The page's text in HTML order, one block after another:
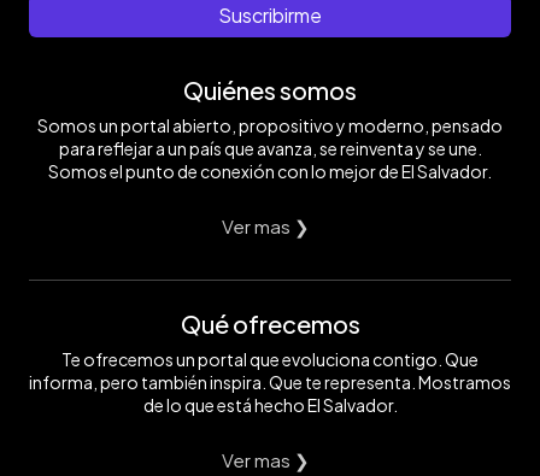
Suscribirme
Quiénes somos
Somos un portal abierto, propositivo y moderno, pensado
para reflejar a un país que avanza, se reinventa y se une.
Somos el punto de conexión con lo mejor de El Salvador.
Ver mas ❯
Qué ofrecemos
Te ofrecemos un portal que evoluciona contigo. Que
informa, pero también inspira. Que te representa. Mostramos
de lo que está hecho El Salvador.
Ver mas ❯